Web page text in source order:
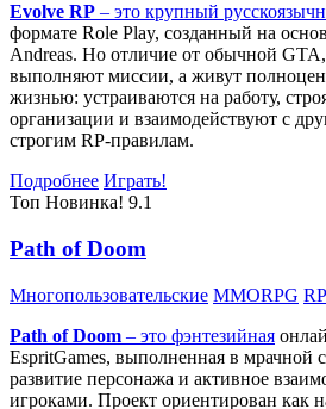
Evolve RP – это крупный
формате Role Play, созданный на
Andreas. Но отличие от обычной GTA,
выполняют миссии, а живут
жизнью: устраиваются на работу,
организации и взаимодействуют с
строгим RP-правилам.
Подробнее Играть!
Топ Новинка! 9.1
Path of Doom
Многопользовательские MMORPG
Path of Doom – это фэнтезийная
EspritGames, выполненная в мрачной
развитие персонажа и активное
игроками. Проект ориентирован как